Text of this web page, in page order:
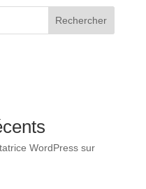
Rechercher
WordPresssur